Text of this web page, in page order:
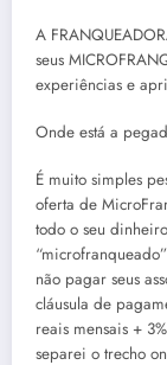
A
seus
experiências e
Onde está a
É muito simples
oferta de
todo o seu
não pagar seus
cláusula de
reais mensais +
separei o trecho